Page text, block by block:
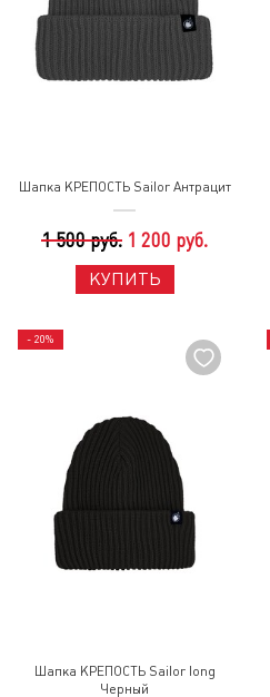
Шапка КРЕПОСТЬ Sailor Антрацит
1 500 руб. 1 200 руб.
КУПИТЬ
- 20%
Шапка КРЕПОСТЬ Sailor long
Черный